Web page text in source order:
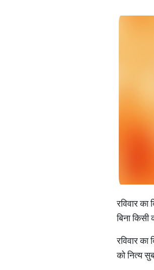
रविवार
बिना
रविवार का
को नित्य